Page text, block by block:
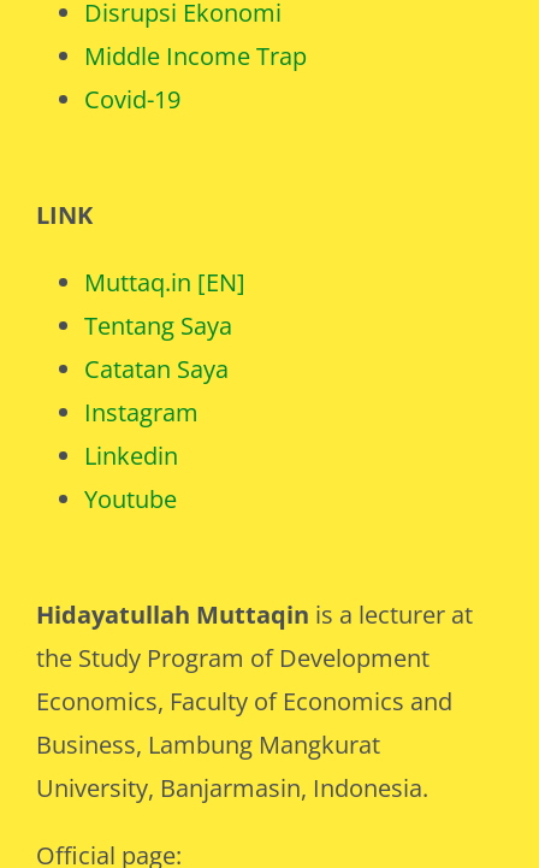
the Study Program of Development
Economics, Faculty of Economics and
Business, Lambung Mangkurat
University, Banjarmasin, Indonesia.
Middle Income Trap
Covid-19
Tentang Saya
Catatan Saya
Instagram
Linkedin
Youtube